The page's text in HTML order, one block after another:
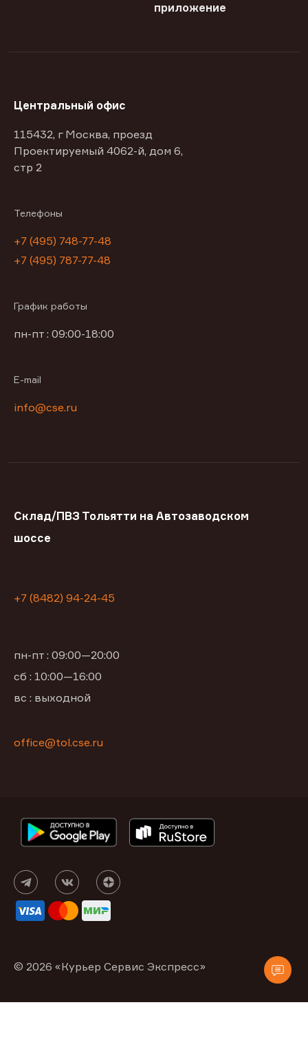
приложение
Центральный офис
115432, г Москва, проезд
Проектируемый 4062-й, дом 6,
стр 2
Телефоны
+7 (495) 748-77-48
+7 (495) 787-77-48
График работы
пн-пт : 09:00-18:00
E-mail
info@cse.ru
Склад/ПВЗ Тольятти на Автозаводском
шоссе
+7 (8482) 94-24-45
пн-пт : 09:00—20:00
сб : 10:00—16:00
вс : выходной
office@tol.cse.ru
© 2026 «Курьер Сервис Экспресс»